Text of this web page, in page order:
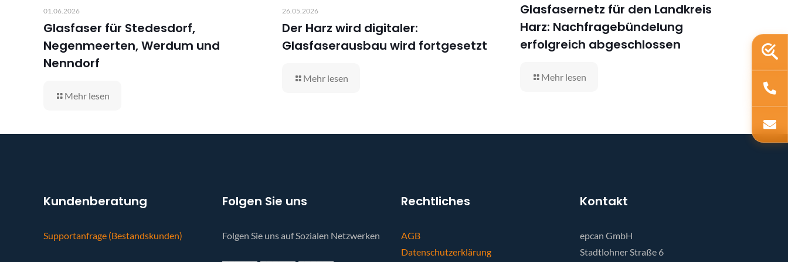
01.06.2026
Glasfaser für Stedesdorf,
Negenmeerten, Werdum und
Nenndorf
Mehr lesen
26.05.2026
Der Harz wird digitaler:
Glasfaserausbau wird fortgesetzt
Mehr lesen
Glasfasernetz für den Landkreis
Harz: Nachfragebündelung
erfolgreich abgeschlossen
Mehr lesen
Kundenberatung
Supportanfrage (Bestandskunden)
Folgen Sie uns
Folgen Sie uns auf Sozialen Netzwerken
Rechtliches
AGB
Datenschutzerklärung
Kontakt
epcan GmbH
Stadtlohner Straße 6